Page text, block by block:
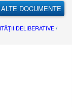
ALTE DOCUMENTE
DELIBERATIVE/